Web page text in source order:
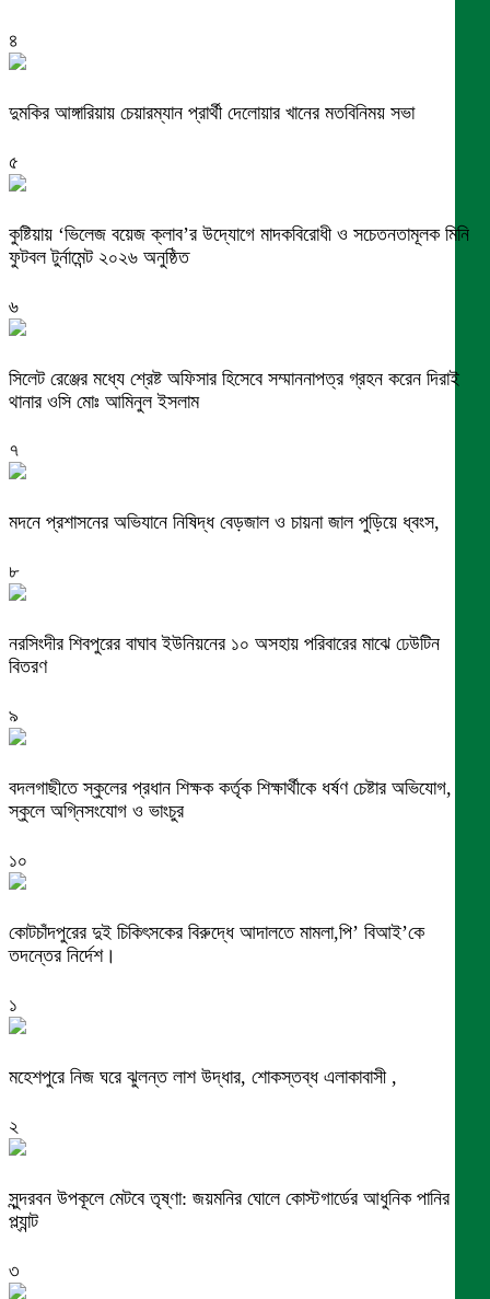
৪
দুমকির আঙ্গারিয়ায় চেয়ারম্যান প্রার্থী দেলোয়ার খানের মতবিনিময় সভা
৫
কুষ্টিয়ায় ‘ভিলেজ বয়েজ ক্লাব’র উদ্যোগে মাদকবিরোধী ও সচেতনতামূলক মিনি
ফুটবল টুর্নামেন্ট ২০২৬ অনুষ্ঠিত
৬
সিলেট রেঞ্জের মধ্যে শ্রেষ্ট অফিসার হিসেবে সম্মাননাপত্র গ্রহন করেন দিরাই
থানার ওসি মোঃ আমিনুল ইসলাম
৭
মদনে প্রশাসনের অভিযানে নিষিদ্ধ বেড়জাল ও চায়না জাল পুড়িয়ে ধ্বংস,
৮
নরসিংদীর শিবপুরের বাঘাব ইউনিয়নের ১০ অসহায় পরিবারের মাঝে ঢেউটিন
বিতরণ
৯
বদলগাছীতে স্কুলের প্রধান শিক্ষক কর্তৃক শিক্ষার্থীকে ধর্ষণ চেষ্টার অভিযোগ,
স্কুলে অগ্নিসংযোগ ও ভাংচুর
১০
কোটচাঁদপুরের দুই চিকিৎসকের বিরুদ্ধে আদালতে মামলা,পি’ বিআই’কে
তদন্তের নির্দেশ।
১
মহেশপুরে নিজ ঘরে ঝুলন্ত লাশ উদ্ধার, শোকস্তব্ধ এলাকাবাসী ,
২
সুন্দরবন উপকূলে মেটবে তৃষ্ণা: জয়মনির ঘোলে কোস্টগার্ডের আধুনিক পানির
প্ল্যান্ট
৩